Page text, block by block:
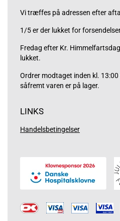
Vi træffes på adressen efter
1/5 er der lukket for
Fredag efter Kr.
lukket.
Ordrer modtaget inden kl.
såfremt varen er på lager.
LINKS
Handelsbetingelser